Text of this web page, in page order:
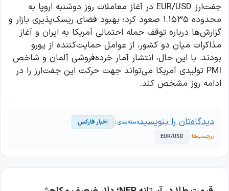
جفت‌ارز EUR/USD در آغاز معاملات روز دوشنبه اروپا به
محدوده ۱.۱۵۳۵ صعود کرد؛ بهبود فضای ریسک‌پذیری بازار و
گزارش‌ها درباره توقف حمله احتمالی آمریکا به ایران و آغاز
مذاکرات میان دو کشور، از عوامل حمایت‌کننده از یورو
بودند. با این حال، انتشار آمار خرده‌فروشی آلمان و شاخص
PMI تولیدی آمریکا می‌تواند جهت حرکت این جفت‌ارز را در
ادامه روز مشخص کند.
اخبار فارکس
EUR/USD
دیدگاه‌تان را بنویسید